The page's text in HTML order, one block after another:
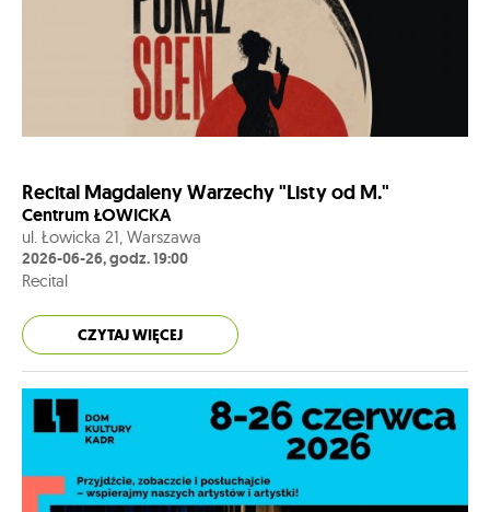
Recital Magdaleny Warzechy "Listy od M."
Centrum ŁOWICKA
ul. Łowicka 21, Warszawa
2026-06-26, godz. 19:00
Recital
CZYTAJ WIĘCEJ